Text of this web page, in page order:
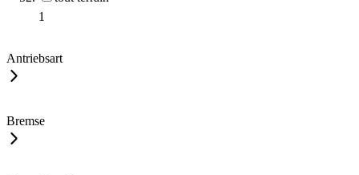
1
Antriebsart
Bremse